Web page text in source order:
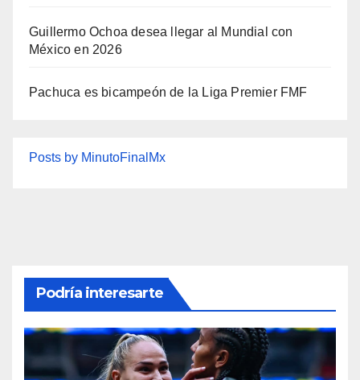
Guillermo Ochoa desea llegar al Mundial con
México en 2026
Pachuca es bicampeón de la Liga Premier FMF
Posts by MinutoFinalMx
Podría interesarte